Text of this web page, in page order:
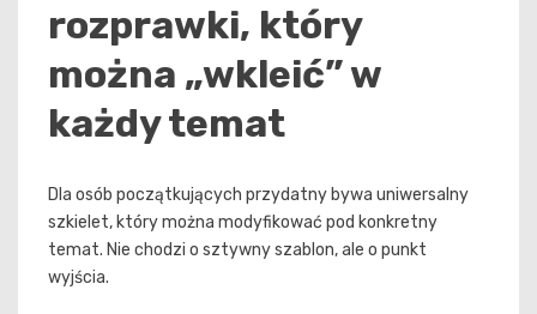
rozprawki, który
można „wkleić” w
każdy temat
Dla osób początkujących przydatny bywa uniwersalny
szkielet, który można modyfikować pod konkretny
temat. Nie chodzi o sztywny szablon, ale o punkt
wyjścia.